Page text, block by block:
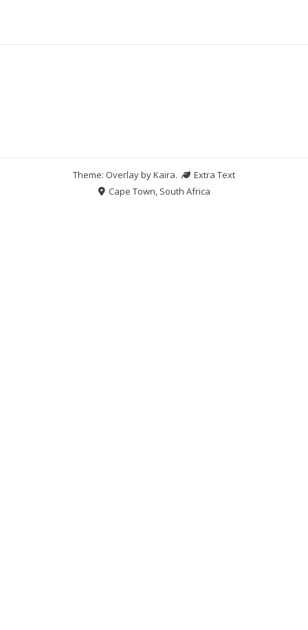
Theme: Overlay byKaira.
Extra Text
Cape Town, South Africa